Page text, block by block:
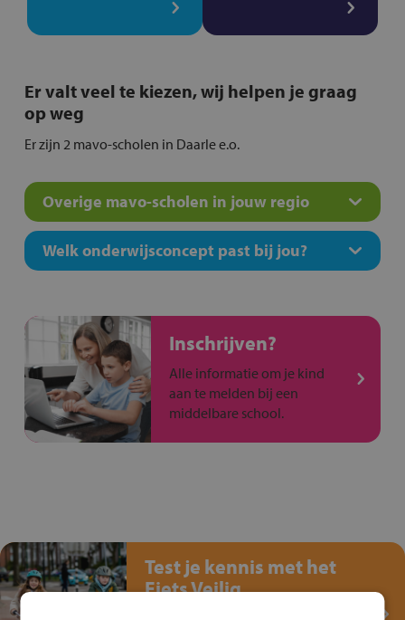
Er valt veel te kiezen, wij helpen je graag
op weg
Er zijn 2 mavo-scholen in Daarle e.o.
Overige mavo-scholen in jouw regio
Welk onderwijsconcept past bij jou?
Inschrijven?
Alle informatie om je kind
aan te melden bij een
middelbare school.
Test je kennis met het
Fiets Veilig